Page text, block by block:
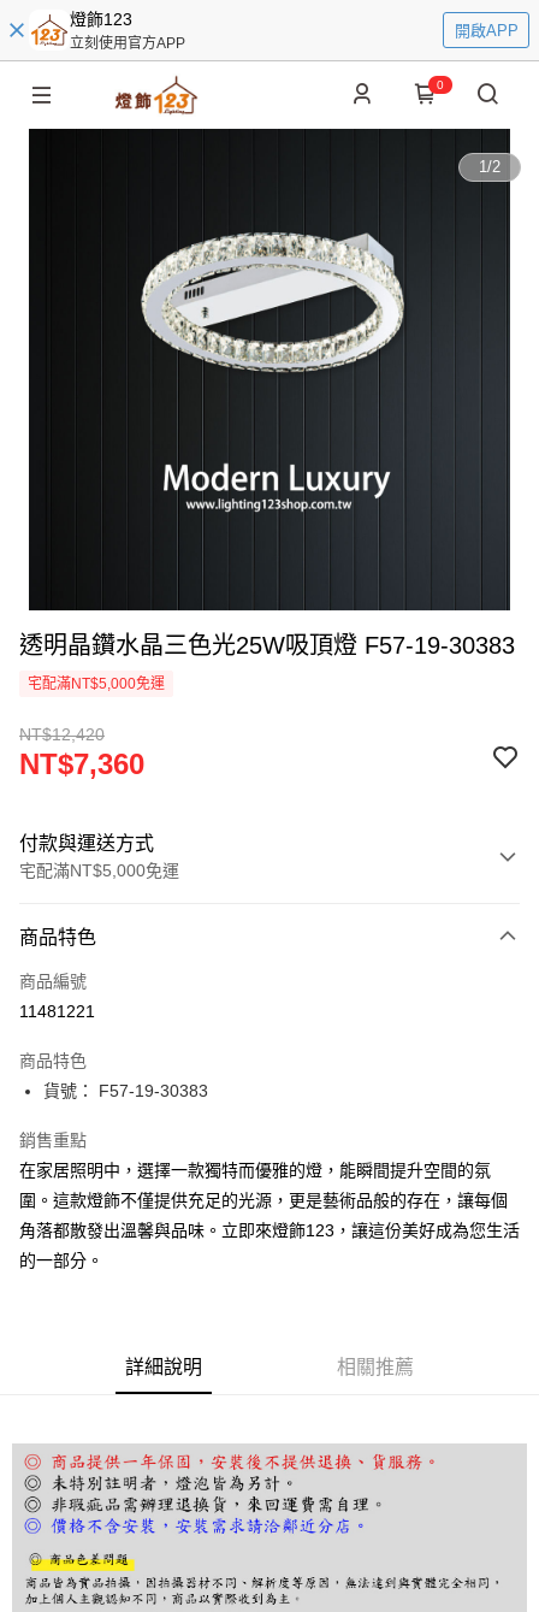
燈飾123
立刻使用官方APP
開啟APP
0
1/2
透明晶鑽水晶三色光25W吸頂燈 F57-19-30383
宅配滿NT$5,000免運
NT$12,420
NT$7,360
付款與運送方式
宅配滿NT$5,000免運
信用卡一次付款
LINE Pay
街口支付
悠遊付
Google Pay
全盈+PAY
AFTEE先享後付
【「AFTEE先享後付」結帳流程】
１．於結帳方式選擇「AFTEE先享後付」後，將跳轉至「AFTEE先享後付」
結帳頁面，進行簡訊認證並確認金額後，即可完成結帳。
２．訂單成立數日內，您將收到繳費通知簡訊。
３．收到繳費通知簡訊後14天內，點擊此簡訊中的連結，可透過四大超商／
ATM／網路銀行／等多元方式進行付款，方視為交易完成。
※ 請注意：結帳手續完成當下不需立刻繳費，但若您需要取消訂單，請聯絡
每筆NT$180，滿NT$5,000(含以上)免運費
商品特色
商品編號
11481221
商品特色
貨號： F57-19-30383
銷售重點
在家居照明中，選擇一款獨特而優雅的燈，能瞬間提升空間的氛
圍。這款燈飾不僅提供充足的光源，更是藝術品般的存在，讓每個
角落都散發出溫馨與品味。立即來燈飾123，讓這份美好成為您生活
的一部分。
詳細說明 相關推薦